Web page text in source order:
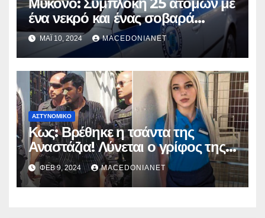
ένα νεκρό και ένας σοβαρά
τραυματία
ΜΆΙ 10, 2024 MACEDONIANET
ΑΣΤΥΝΟΜΙΚΌ
Κως: Βρέθηκε η τσάντα της
Αναστάζια! Λύνεται ο γρίφος της
δολοφονίας
ΦΕΒ 9, 2024 MACEDONIANET